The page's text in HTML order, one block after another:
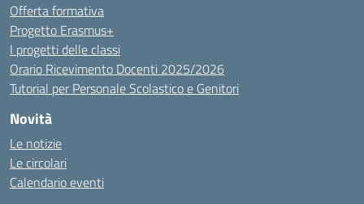
Offerta formativa
Progetto Erasmus+
I progetti delle classi
Orario Ricevimento Docenti 2025/2026
Tutorial per Personale Scolastico e Genitori
Novità
Le notizie
Le circolari
Calendario eventi